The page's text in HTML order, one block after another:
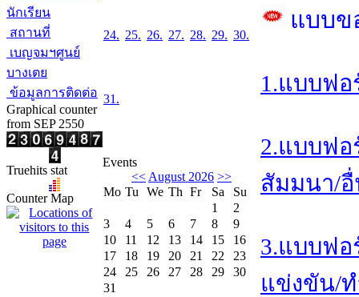
นักเรียน
สถานที่
เบญจมฯศูนย์
บางเตย
ข้อมูลการติดต่อ
Graphical counter
from SEP 2550
Truehits stat
Counter Map
24. 25. 26. 27. 28. 29. 30.
31.
Events
<< August 2026 >>
Mo Tu We Th Fr Sa
Su
1
2
3
4 5 6 7 8
9
10
11 12 13 14 15
16
17
18 19 20 21 22
23
24
25 26 27 28 29
30
31
แบบข
1.แบบฟ
2.แบบฟ
สัมมนา/
3.แบบฟอ
แข่งขัน/